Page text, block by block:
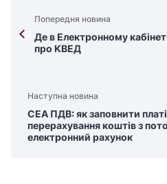
Попередня новина
Де в Електронному
про КВЕД
Наступна новина
СЕА ПДВ: як заповнити
перерахування коштів з
електронний рахунок